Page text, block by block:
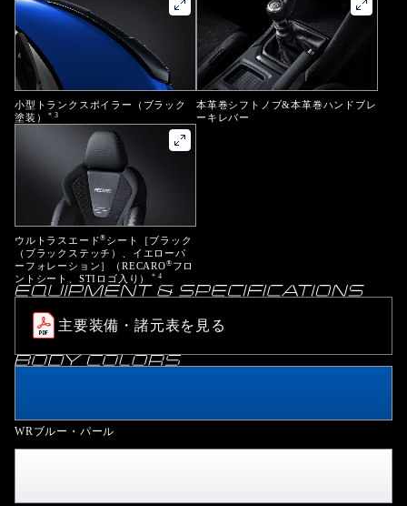
小型トランクスポイラー（ブラック
塗装）
＊3
本革巻シフトノブ&本革巻ハンドブレ
ーキレバー
ウルトラスエード® シート
［ブラック
（ブラックステッチ）、イエローパ
ーフォレーション］（RECARO® フロ
ントシート、STIロゴ入り）
＊4
主要装備・諸元表を見る
WRブルー・パール